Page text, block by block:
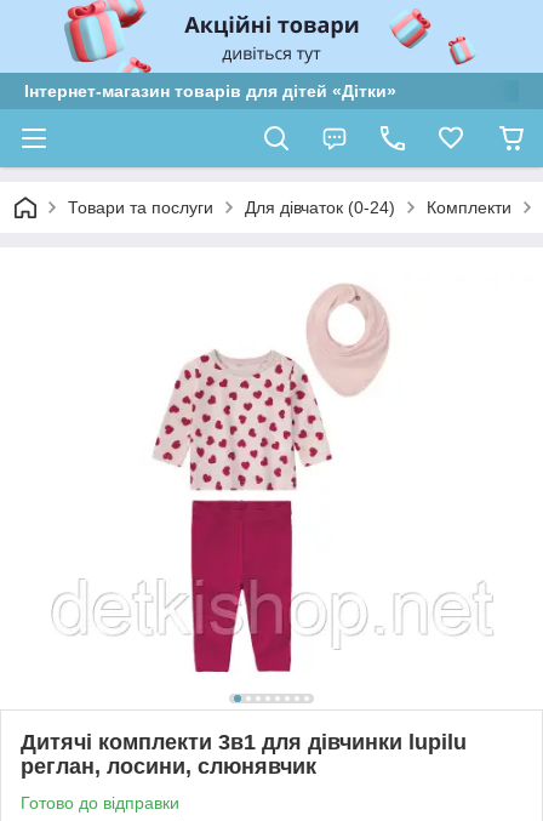
Інтернет-магазин товарів для дітей «Дітки»
Товари та послуги Для дівчаток (0-24) Комплекти
Дитячі комплекти 3в1 для дівчинки lupilu
реглан, лосини, слюнявчик
Готово до відправки